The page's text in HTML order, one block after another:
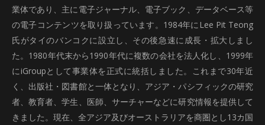
業体であり、主に電子ジャーナル、電子ブック、データベース等
の電子コンテンツを取り扱っています。1984年にLee Pit Teong
氏がタイのバンコクに設立し、その後急速に成長・拡大しまし
た。1980年代末から1990年代に複数の会社を法人化し、1999年
にiGroupとして事業体を正式に統括しました。これまで30年近
く、出版社・図書館と一体となり、アジア・パシフィックの研究
者、教育者、学生、医師、サーチャーなどに研究情報を提供して
きました。現在、全アジア及びオーストラリアを商圏とし13カ国